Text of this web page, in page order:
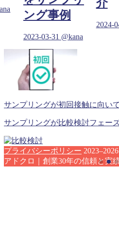
ング事例
2023-03-31 @kana
介
2024-
サンプリングが初回接触に向い
サンプリングが比較検討フェー
プライバシーポリシー
アドクロ｜創業30年の信頼と実